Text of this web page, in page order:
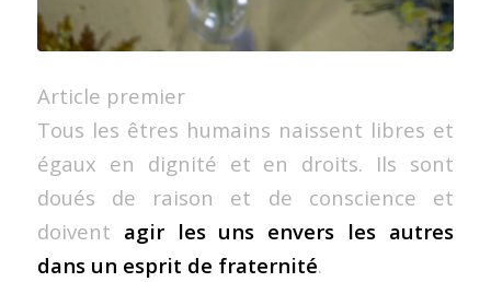
Article premier
Tous les êtres humains naissent libres et
égaux en dignité et en droits. Ils sont
doués de raison et de conscience et
doivent agir les uns envers les autres
dans un esprit de fraternité.